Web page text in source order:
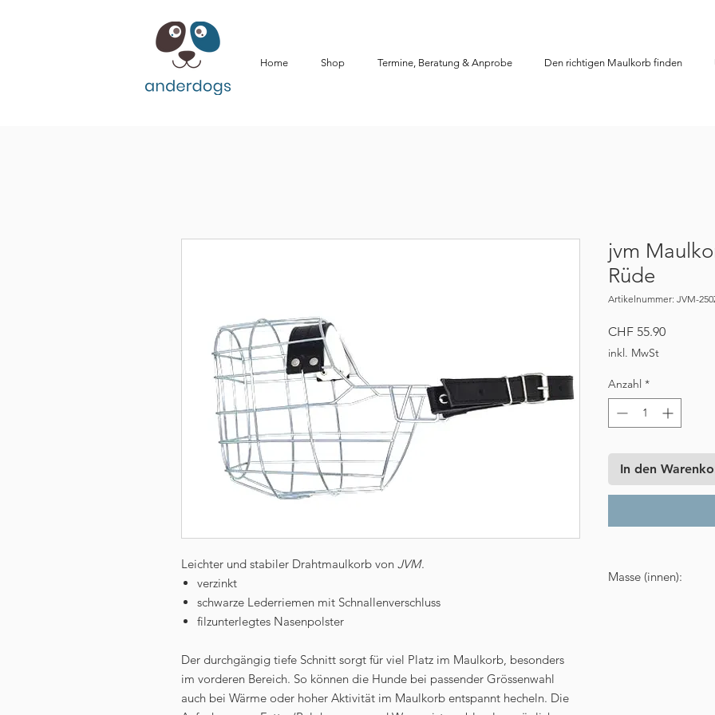
Home Shop Termine, Beratung & Anprobe Den richtigen Maulkorb finden
Leichter und stabiler Drahtmaulkorb von JVM.
verzinkt
schwarze Lederriemen mit Schnallenverschluss
filzunterlegtes Nasenpolster
Der durchgängig tiefe Schnitt sorgt für viel Platz im Maulkorb, besonders
im vorderen Bereich. So können die Hunde bei passender Grössenwahl
auch bei Wärme oder hoher Aktivität im Maulkorb entspannt hecheln. Die
jvm
Rüde
Artikelnummer: JVM-
CHF 55.90Preis
inkl. MwSt
Anzahl *
In den
Masse (innen):